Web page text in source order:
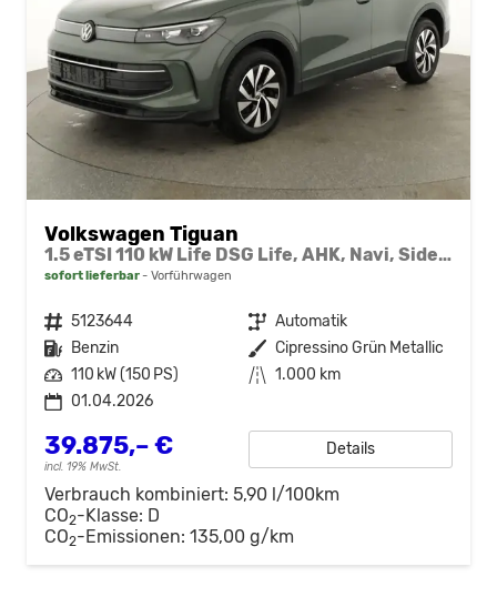
Volkswagen Tiguan
1.5 eTSI 110 kW Life DSG Life, AHK, Navi, Side, el. Klappe, LED-Plus, 5-J Garantie
sofort lieferbar Vorführwagen
Fahrzeugnr. 5123644 Getriebe Automatik
Kraftstoff Benzin Außenfarbe Cipressino Grün Metallic
Leistung 110 kW (150 PS) Kilometerstand 1.000 km
01.04.2026
39.875,– €
incl. 19% MwSt.
Details
Verbrauch kombiniert: 5,90 l/100km
CO2-Klasse: D
CO2-Emissionen: 135,00 g/km